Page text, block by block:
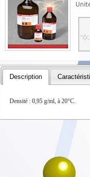
Description
Densité : 0,95 g/ml, à 20°C.